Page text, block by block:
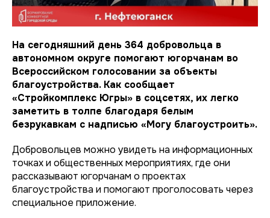
На сегодняшний день 364 добровольца в
автономном округе помогают югорчанам во
Всероссийском голосовании за объекты
благоустройства. Как сообщает
«Стройкомплекс Югры» в соцсетях, их легко
заметить в толпе благодаря белым
безрукавкам с надписью «Могу благоустроить».
Добровольцев можно увидеть на информационных
точках и общественных мероприятиях, где они
рассказывают югорчанам о проектах
благоустройства и помогают проголосовать через
специальное приложение.